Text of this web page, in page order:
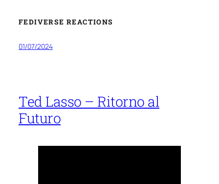
FEDIVERSE REACTIONS
01/07/2024
Ted Lasso – Ritorno al
Futuro